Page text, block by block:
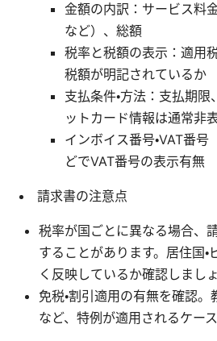
金額の内訳：サービス料
など）、総額
税率と税額の表示：適用
税額が明記されているか
支払条件・方法：支払期
ットカード情報は通常非
インボイス番号・VAT番
どでVAT番号の表示有無
請求書の注意点
税率が国ごとに異なる場合、
することがあります。居住国
く反映しているか確認しましょ
免税・割引適用の有無を確認
など、特例が適用されるケース